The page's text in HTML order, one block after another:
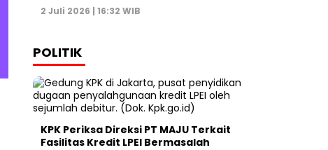
2 Juli 2026 | 16:32 WIB
POLITIK
KPK Periksa Direksi PT MAJU Terkait
Fasilitas Kredit LPEI Bermasalah